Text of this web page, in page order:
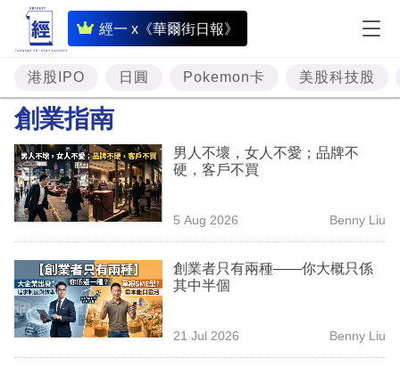
經一 x《華爾街日報》
即
時
財
經
題
投
資
樓
市
理
港股IPO 日圓 Pokemon卡 美股科技股
創業指南
男人不壞，女人不愛；品牌不
硬，客戶不買
5 Aug 2026 Benny Liu
創業者只有兩種——你大概只係
其中半個
21 Jul 2026 Benny Liu